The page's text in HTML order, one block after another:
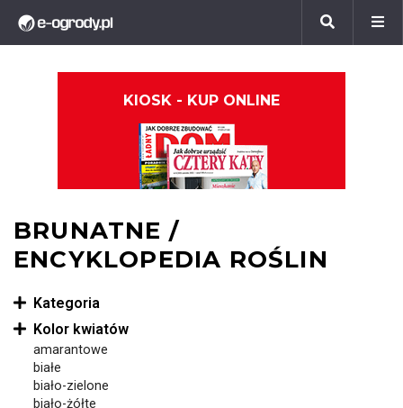
KIOSK - KUP ONLINE
BRUNATNE /
ENCYKLOPEDIA ROŚLIN
Kategoria
Kolor kwiatów
amarantowe
białe
biało-zielone
biało-żółte